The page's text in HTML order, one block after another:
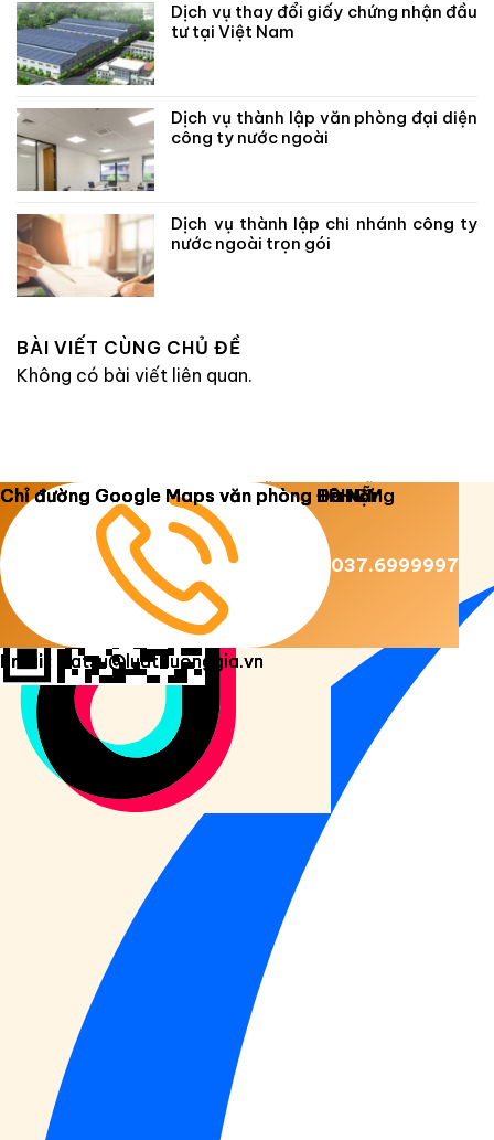
Dịch vụ thay đổi giấy chứng nhận đầu
tư tại Việt Nam
Dịch vụ thành lập văn phòng đại diện
công ty nước ngoài
Dịch vụ thành lập chi nhánh công ty
nước ngoài trọn gói
BÀI VIẾT CÙNG CHỦ ĐỀ
Không có bài viết liên quan.
Copyright 2026 © Luật Dương Gia